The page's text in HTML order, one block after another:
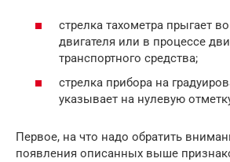
стрелка тахометра прыгает
двигателя или в процессе
транспортного средства;
стрелка прибора на
указывает на нулевую
Первое, на что надо обратить
появления описанных выше